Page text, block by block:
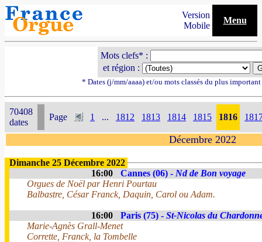
Version
Mobile
Menu
Mots clefs* :
et région :
* Dates (j/mm/aaaa) et/ou mots classés du plus
70408
dates
Page 1 ... 1812 1813 1814 1815 1816
Décembre 2022
Dimanche 25 Décembre 2022
16:00
Cannes (06) - Nd de Bon voyage
Orgues de Noël par Henri Pourtau
Balbastre, César Franck, Daquin, Carol ou Adam.
16:00 Paris (75) - St-Nicolas du
Marie-Agnès Grall-Menet
Corrette, Franck, la Tombelle